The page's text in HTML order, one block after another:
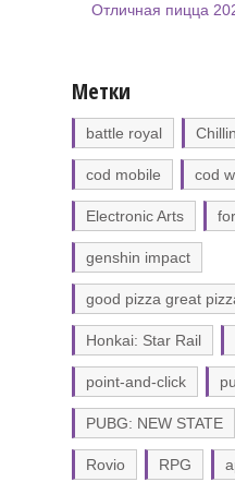
Отличная пицца
Метки
battle royal
cod mobile cod
Electronic Arts
genshin impact
good pizza great
Honkai: Star Rail
point-and-click
PUBG: NEW STATE
Rovio RPG